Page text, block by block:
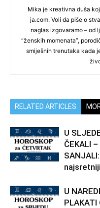
Mika je kreativna duša
ja.com. Voli da piše o
naglas izgovaramo – od
“ženskih momenata”,
smiješnih trenutaka kada
RELATED ARTICLES
U
ČEKALI
U
PLAKATI